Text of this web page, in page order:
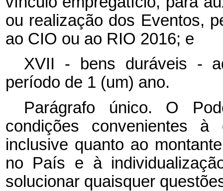
ou realização dos Eventos,
ao CIO ou ao RIO 2016; e
XVII - bens duráveis -
período de 1 (um) ano.
Parágrafo único. O
condições convenientes à
inclusive quanto ao
no País e à
solucionar quaisquer